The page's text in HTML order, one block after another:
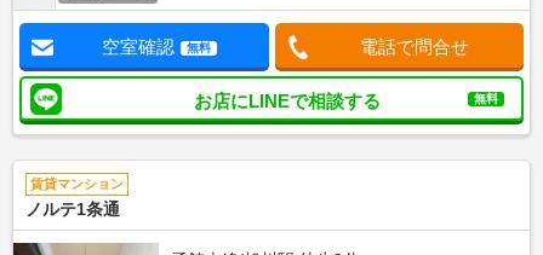
空室確認 無料 電話で問合せ
お店にLINEで相談する 無料
賃貸マンション
ノルテ1条通